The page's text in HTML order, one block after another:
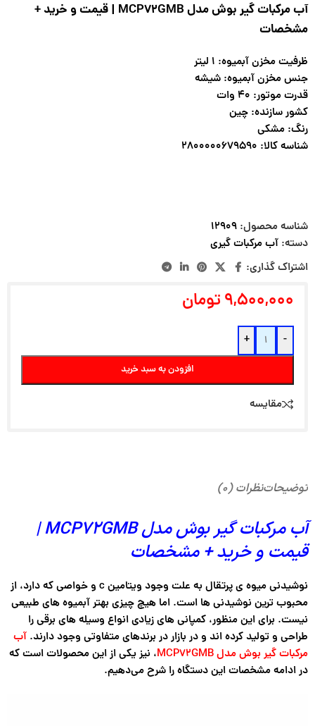
آب مرکبات گیر بوش مدل MCP72GMB | قیمت و خرید +
مشخصات
ظرفيت مخزن آبميوه: ۱ لیتر
جنس مخزن آبميوه: شیشه
قدرت موتور: ۴۰ وات
کشور سازنده: چین
رنگ: مشکی
شناسه کالا: ۲۸۰۰۰۰۰۶۷۹۵۹۰
شناسه محصول: ۱۲۹۰۹
دسته: آب مرکبات گیری
اشتراک گذاری:
۹,۵۰۰,۰۰۰تومان
-
+
افزودن به سبد خرید
مقایسه
توضیحاتنظرات (۰)
آب مرکبات گیر بوش مدل MCP72GMB |
قیمت و خرید + مشخصات
نوشیدنی میوه ی پرتقال به علت وجود ویتامین c و خواصی که دارد، از
محبوب ترین نوشیدنی ها است. اما هیچ چیزی بهتر آبمیوه های طبیعی
نیست. برای این منظور، کمپانی های زیادی انواع وسیله های برقی را
طراحی و تولید کرده اند و در بازار در برندهای متفاوتی وجود دارند. آب
مرکبات گیر بوش مدل MCP72GMB
، نیز یکی از این محصولات است که
در ادامه مشخصات این دستگاه را شرح می‌دهیم.